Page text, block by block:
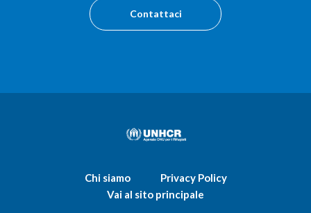
Contattaci
Chi siamo
Privacy Policy
Vai al sito principale